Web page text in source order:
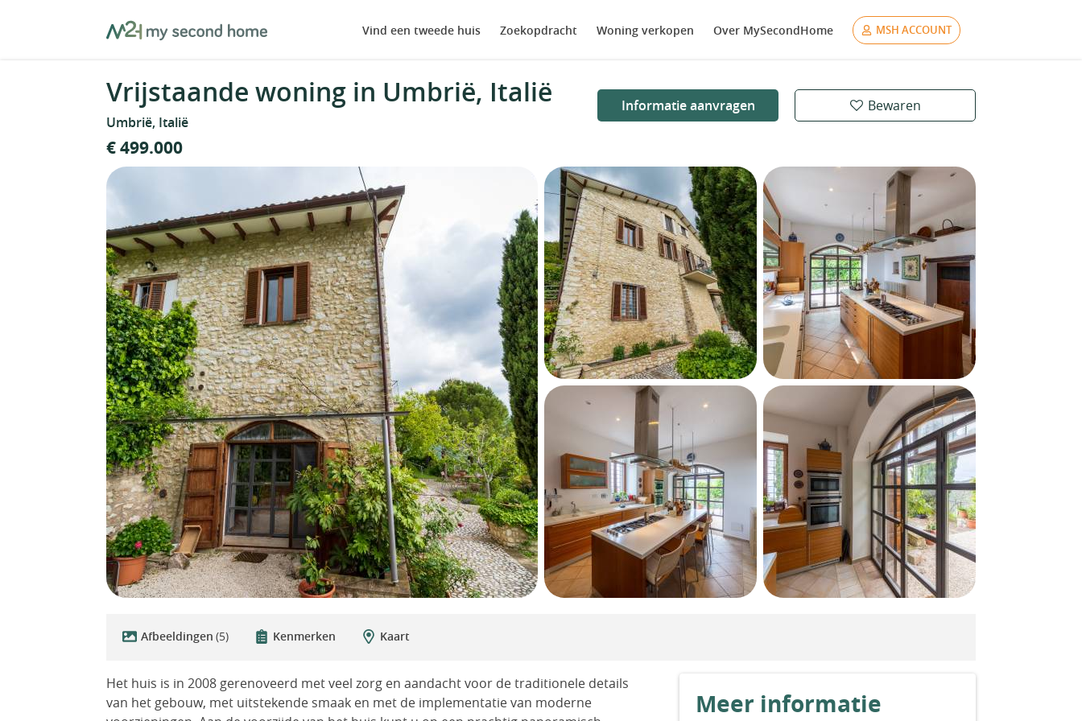
MySecondHome Vind een tweede huis Zoekopdracht Woning verkopen Over MySecondHome MSH ACCOUNT
Vrijstaande woning in Umbrië, Italië
Umbrië, Italië
Informatie aanvragen Bewaren
€ 499.000
Afbeeldingen (5) Kenmerken Kaart
Het huis is in 2008 gerenoveerd met veel zorg en aandacht voor de traditionele details
van het gebouw, met uitstekende smaak en met de implementatie van moderne
Meer informatie